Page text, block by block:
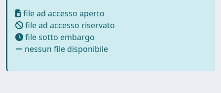
file ad accesso aperto
file ad accesso riservato
file sotto embargo
nessun file disponibile